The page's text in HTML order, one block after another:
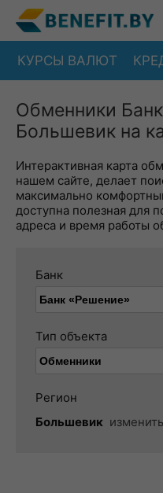
КУРСЫ ВАЛЮТ
Обменники
Большевик на
Интерактивная карта
нашем сайте, делает
максимально
доступна полезная для
адреса и время работы
Банк
Тип объекта
Регион
Большевик изменить